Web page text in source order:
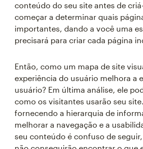
conteúdo do seu site antes de
começar a determinar quais
importantes, dando a você uma
precisará para criar cada página
Então, como um mapa de site
experiência do usuário melhora a
usuário? Em última análise, ele
como os visitantes usarão seu
fornecendo a hierarquia de
melhorar a navegação e a
seu conteúdo é confuso de